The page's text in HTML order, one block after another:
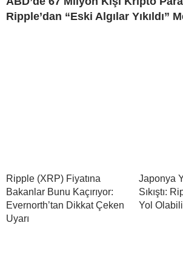
Ripple’dan “Eski Algılar Yıkıldı”
Ripple (XRP) Fiyatına
Bakanlar Bunu Kaçırıyor:
Evernorth’tan Dikkat Çeken
Uyarı
Japonya
Sıkıştı:
Yol